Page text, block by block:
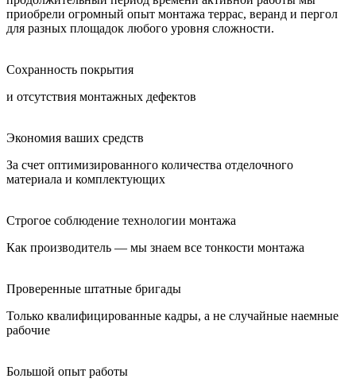
приобрели огромный опыт монтажа террас, веранд и пергол
для разных площадок любого уровня сложности.
Сохранность покрытия
и отсутствия монтажных дефектов
Экономия ваших средств
За счет оптимизированного количества отделочного
материала и комплектующих
Строгое соблюдение технологии монтажа
Как производитель — мы знаем все тонкости монтажа
Проверенные штатные бригады
Только квалифицированные кадры, а не случайные наемные
рабочие
Большой опыт работы